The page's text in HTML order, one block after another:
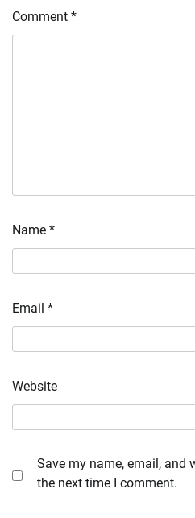
Comment *
Name *
Email *
Website
Save my name, email, and
the next time I comment.